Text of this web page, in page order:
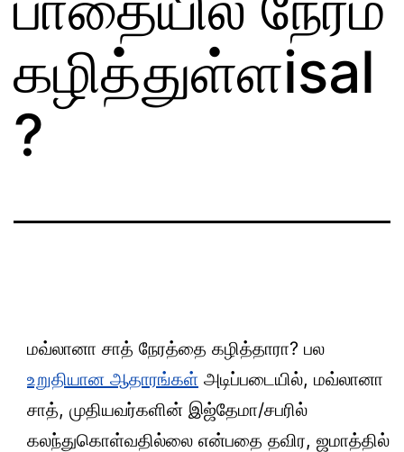
கழித்துள்ளisal
?
மவ்லானா சாத் நேரத்தை கழித்தாரா? பல
உறுதியான ஆதாரங்கள் அடிப்படையில், மவ்லானா
சாத், முதியவர்களின் இஜ்தேமா/சபரில்
கலந்துகொள்வதில்லை என்பதை தவிர, ஜமாத்தில்